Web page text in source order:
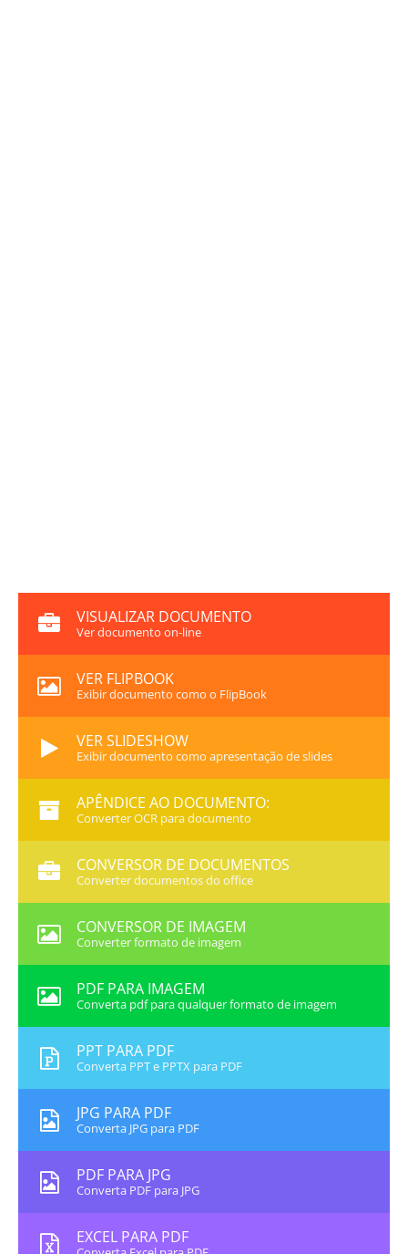
VISUALIZAR DOCUMENTO
Ver documento on-line
VER FLIPBOOK
Exibir documento como o FlipBook
VER SLIDESHOW
Exibir documento como apresentação de slides
APÊNDICE AO DOCUMENTO:
Converter OCR para documento
CONVERSOR DE DOCUMENTOS
Converter documentos do office
CONVERSOR DE IMAGEM
Converter formato de imagem
PDF PARA IMAGEM
Converta pdf para qualquer formato de imagem
PPT PARA PDF
Converta PPT e PPTX para PDF
JPG PARA PDF
Converta JPG para PDF
PDF PARA JPG
Converta PDF para JPG
EXCEL PARA PDF